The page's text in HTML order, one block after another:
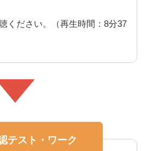
ください。（再生時間：8分37
テスト・ワーク